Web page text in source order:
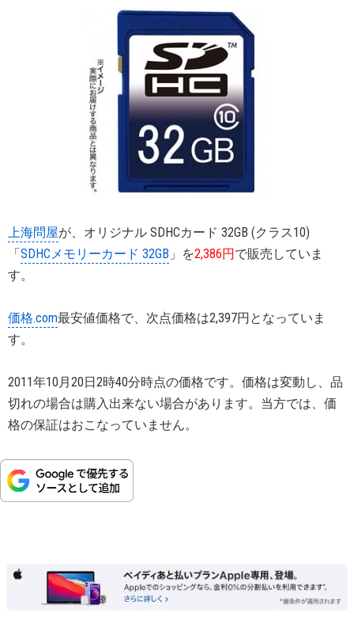
上海問屋が、オリジナル SDHCカード 32GB (クラス10)
「SDHCメモリーカード 32GB 」を2,386円で販売していま
す。
価格.com最安値価格で、次点価格は2,397円となっていま
す。
2011年10月20日2時40分時点の価格です。価格は変動し、品
切れの場合は購入出来ない場合があります。当方では、価
格の保証はおこなっていません。